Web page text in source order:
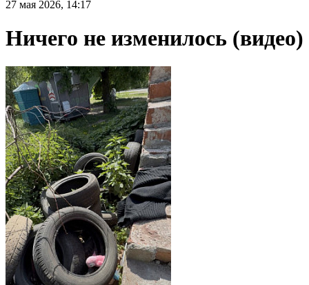
27 мая 2026, 14:17
Ничего не изменилось (видео)